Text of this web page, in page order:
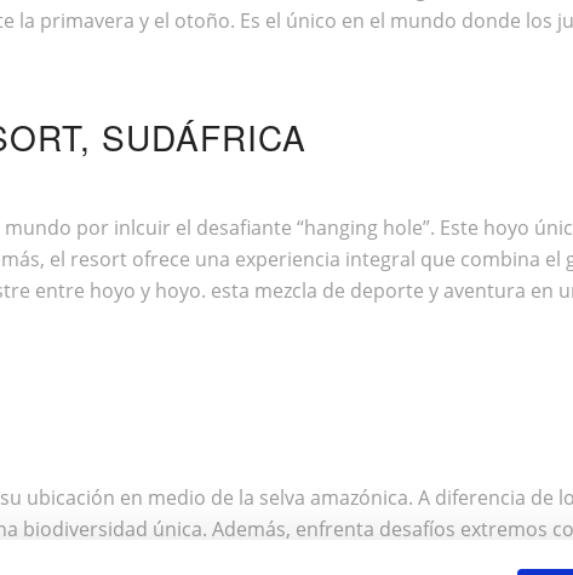
primavera y el otoño. Es el único en el mundo donde los
SUDÁFRICA
por inlcuir el desafiante “hanging hole”. Este hoyo
el resort ofrece una experiencia integral que combina el
entre hoyo y hoyo. esta mezcla de deporte y aventura en
ubicación en medio de la selva amazónica. A diferencia de
biodiversidad única. Además, enfrenta desafíos extremos